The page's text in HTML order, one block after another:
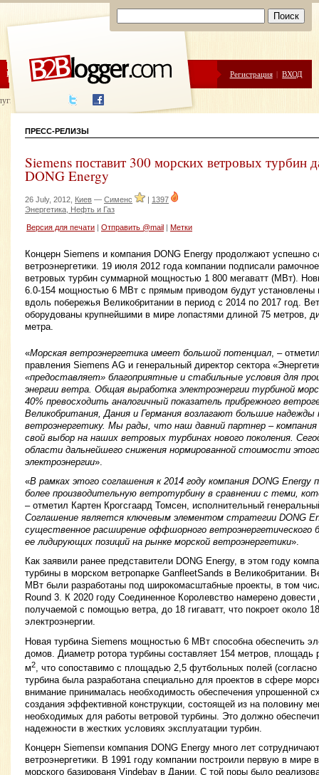
ЦЕНЫ ПОМОЩЬ Регистрация | ВХОД
написания
ПРЕСС-РЕЛИЗЫ
Siemens поставит 300 морских ветровых турбин
DONG Energy
26 July, 2012, Киев — Сименс | 1397
Энергетика, Нефть и Газ
Версия для печати Отправить @mail Метки
Концерн Siemens и компания DONG Energy продолжают успешно
ветроэнергетики. 19 июля 2012 года компании подписали
ветровых турбин суммарной мощностью 1 800 мегаватт (МВт).
6.0-154 мощностью 6 МВт с прямым приводом будут установлены
вдоль побережья Великобритании в период с 2014 по 2017 год.
оборудованы крупнейшими в мире лопастями длиной 75 метров,
метра.
«Морская ветроэнергетика имеет большой потенциал , –
правления Siemens AG и генеральный директор сектора
«предоставляет» благоприятные и стабильные условия для
энергии ветра. Общая выработка электроэнергии турбиной
40% превосходить аналогичный показатель прибрежного
Великобритания, Дания и Германия возлагают большие
ветроэнергетику. Мы рады, что наш давний партнер – компания
свой выбор на наших ветровых турбинах нового поколения.
области дальнейшего снижения нормированной стоимости
электроэнергии».
«В рамках этого соглашения к 2014 году компания DONG Energy
более производительную ветротурбину в сравнении с теми,
– отметил Картен Крогсгаард Томсен, исполнительный
Соглашение является ключевым элементом стратегии DONG
существенное расширение оффшорного ветроэнергетического
ее лидирующих позиций на рынке морской ветроэнергетики».
Как заявили ранее представители DONG Energy, в этом году
турбины в морском ветропарке GanfleetSands в Великобритании.
МВт были разработаны под широкомасштабные проекты, в том
Round 3. К 2020 году Соединенное Королевство намерено
получаемой с помощью ветра, до 18 гигаватт, что покроет около
электроэнергии.
Новая турбина Siemens мощностью 6 МВт способна обеспечить
домов. Диаметр ротора турбины составляет 154 метров, площадь
м2
, что сопоставимо с площадью 2,5 футбольных полей
турбина была разработана специально для проектов в сфере
внимание принималась необходимость обеспечения упрошенной
создания эффективной конструкции, состоящей из на половину
необходимых для работы ветровой турбины. Это должно
надежности в жестких условиях эксплуатации турбин.
Концерн Siemensи компания DONG Energy много лет
ветроэнергетики. В 1991 году компании построили первую в мире
морского базированя Vindebay в Дании. С той поры было